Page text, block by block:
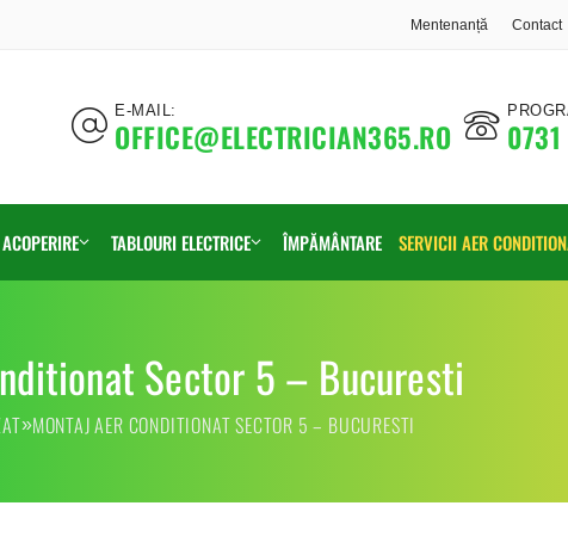
Mentenanță Contact
E-MAIL:
OFFICE@ELECTRICIAN365.RO
2
4
TABLOURI ELECTRICE
Executii
ÎMPĂMÂNTARE SERVICII AER
Igienizare Aer
Conditionat
Sector 5 – Bucuresti
»MONTAJ AER CONDITIONAT SECTOR 5 – BUCURESTI